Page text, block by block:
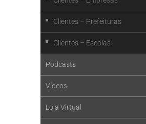
Clientes – Prefeituras
Clientes – Escolas
Podcasts
Vídeos
Loja Virtual